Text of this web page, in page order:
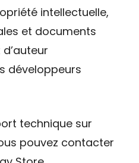
intellectuelle,
et documents
développeurs
technique sur
pouvez contacter